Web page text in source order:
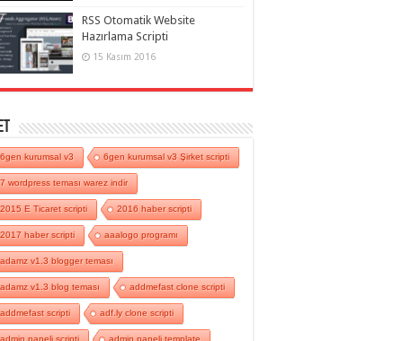
RSS Otomatik Website
Hazırlama Scripti
15 Kasım 2016
6gen kurumsal v3 6gen kurumsal v3 Şirket scripti
7 wordpress teması warez indir
2015 E Ticaret scripti 2016 haber scripti
2017 haber scripti aaalogo programı
adamz v1.3 blogger teması
adamz v1.3 blog teması addmefast clone scripti
addmefast scripti adf.ly clone scripti
admin paneli scripti admin paneli template